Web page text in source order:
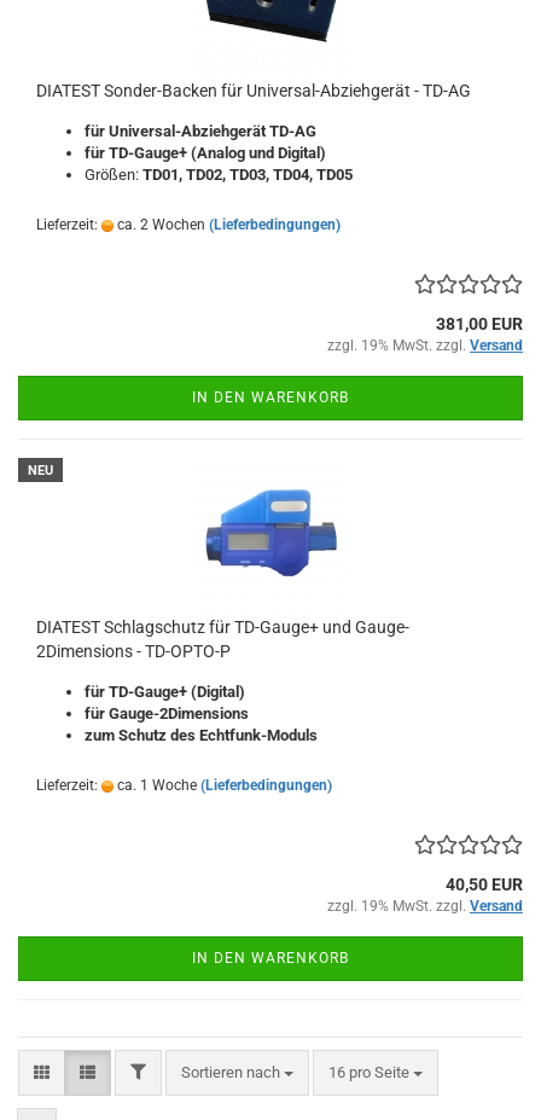
DIATEST Sonder-Backen für Universal-Abziehgerät - TD-AG
für Universal-Abziehgerät TD-AG
für TD-Gauge+ (Analog und Digital)
Größen: TD01, TD02, TD03, TD04, TD05
Lieferzeit: ca. 2 Wochen (Lieferbedingungen)
381,00 EUR
zzgl. 19% MwSt. zzgl. Versand
IN DEN WARENKORB
NEU
DIATEST Schlagschutz für TD-Gauge+ und Gauge-
2Dimensions - TD-OPTO-P
für TD-Gauge+ (Digital)
für Gauge-2Dimensions
zum Schutz des Echtfunk-Moduls
Lieferzeit: ca. 1 Woche (Lieferbedingungen)
40,50 EUR
zzgl. 19% MwSt. zzgl. Versand
IN DEN WARENKORB
FILTERSortieren nach
Sortieren nach 16 pro Seite
pro Seite